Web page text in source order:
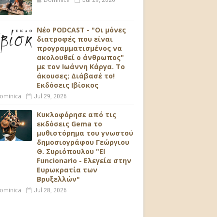
Νέο PODCAST - "Οι μόνες
διατροφές που είναι
προγραμματισμένος να
ακολουθεί ο άνθρωπος"
με τον Ιωάννη Κάργα. Το
άκουσες; Διάβασέ το!
Εκδόσεις Ιβίσκος
Jul 29, 2026
Κυκλοφόρησε από τις
εκδόσεις Gema το
μυθιστόρημα του γνωστού
δημοσιογράφου Γεώργιου
Θ. Συριόπουλου "El
Funcionario - Ελεγεία στην
Ευρωκρατία των
Βρυξελλών"
Jul 28, 2026